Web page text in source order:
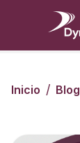
Inicio / Blog